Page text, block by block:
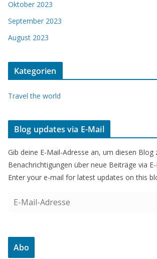
Oktober 2023
September 2023
August 2023
Kategorien
Travel the world
Blog updates via E-Mail
Gib deine E-Mail-Adresse an, um diesen Blog
Benachrichtigungen über neue Beiträge via
Enter your e-mail for latest updates on this
a
Abo